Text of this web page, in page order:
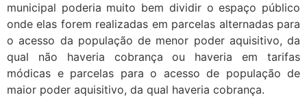
municipal poderia muito bem dividir o espaço público
onde elas forem realizadas em parcelas alternadas para
o acesso da população de menor poder aquisitivo, da
qual não haveria cobrança ou haveria em tarifas
módicas e parcelas para o acesso de população de
maior poder aquisitivo, da qual haveria cobrança.